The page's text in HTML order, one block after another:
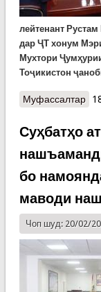
лейтенант
дар ҶТ хонум
Мухтори
Тоҷикистон
Муфассалтаро
Суҳбатҳо
бо
маводи
Чоп шуд: 20/02/